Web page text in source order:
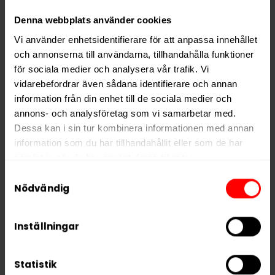
Denna webbplats använder cookies
Vi använder enhetsidentifierare för att anpassa innehållet
och annonserna till användarna, tillhandahålla funktioner
för sociala medier och analysera vår trafik. Vi
vidarebefordrar även sådana identifierare och annan
information från din enhet till de sociala medier och
annons- och analysföretag som vi samarbetar med.
Dessa kan i sin tur kombinera informationen med annan
information som du har tillhandahållit eller som de har
We work with
who may receive and
Nödvändig
Inställningar
Statistik
Alla produkter med smakenTraditionell
PRODUKTINFORMATION
Typ
Lössnus
Smak
Traditionell
Format
Lös
Tillverkare